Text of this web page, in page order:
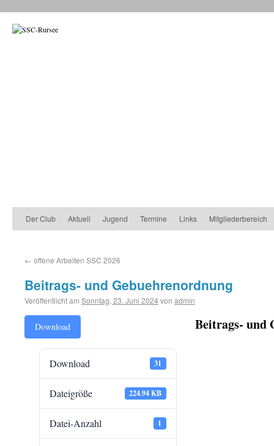
Der Club Aktuell Jugend Termine Links Mitgliederbereich
← offene Arbeiten SSC 2026
Beitrags- und Gebuehrenordnung
Veröffentlicht am Sonntag, 23. Juni 2024von admin
Download
Download 31
Dateigröße 224.94 KB
Datei-Anzahl 1
Beitrags- und